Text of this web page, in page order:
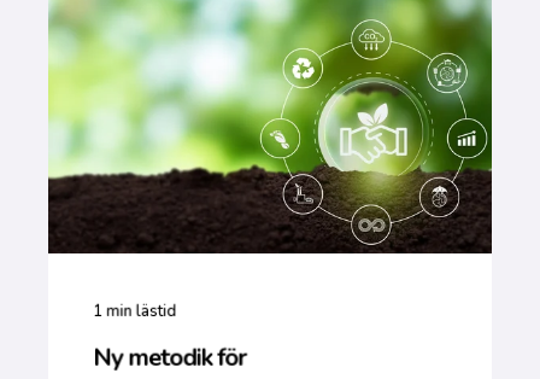
1min lästid
Ny metodik för